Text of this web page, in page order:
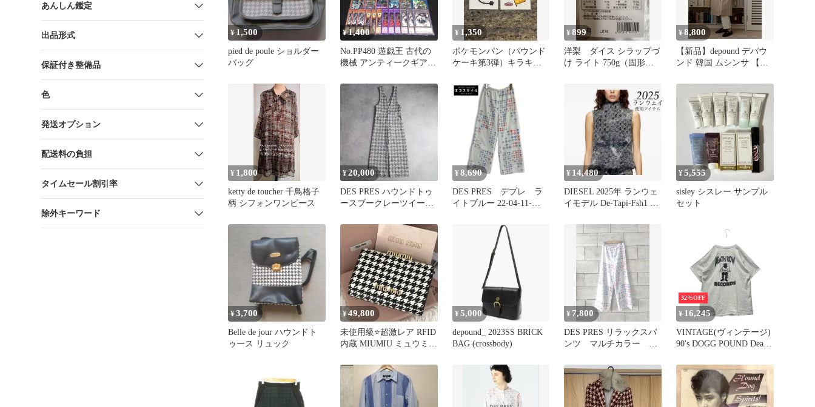
あんしん鑑定
出品形式
保証付き整備品
色
発送オプション
配送料の負担
タイムセール割引率
除外キーワード
¥ 1,500
pied de poule ショルダー
バッグ
¥1,400
No.PP480 遊戯王 古代の
機械 アンティークギア
デッキパーツ 古代の歯車
トークン 古代の機械魔神
古代の機械巨人 アルティ
メット・パウンド 古代の
機械素体
¥ 1,350
ポケモンパン（パウンド
ケーキ第3弾）キラキラ
¥899
洋梨 ダイス シラップづ
け ライト 750g（固形
¥8,800
【新品】depound デパウ
ンド 韓国 ムシンサ 【日
ト
¥ 1,800
ketty de toucher 千鳥格子
柄 シフォンワンピース
¥20,000
DES PRES ハウンドトゥ
ースブークレーツイード
ン
¥ 8,690
DES PRES デプレ ラ
イトブルー 22-04-11-
ゥースプリント リラック
スパンツ 34
¥ 14,480
DIESEL 2025年 ランウェ
イモデル De-Tapi-Fsh1 ト
¥5,555
sisley シスレー サンプル
セット
¥3,700
Belle de jour ハウンドト
ゥース リュック
¥49,800
未使用級⭐️超激レア RFID
内蔵 MIUMIU ミュウミュ
¥5,000
depound_ 2023SS BRICK
BAG (crossbody)
¥ 7,800
DES PRES リラックスパ
ンツ マルチカラー ト
32%OFF
¥ 16,245
VINTAGE(ヴィンテージ)
90's DOGG POUND Death
グ パウンド デスロー レ
コーズ Tシャツ XXL程度
グレー PRE-SHRUNK
FANTASY BODY 袖シン